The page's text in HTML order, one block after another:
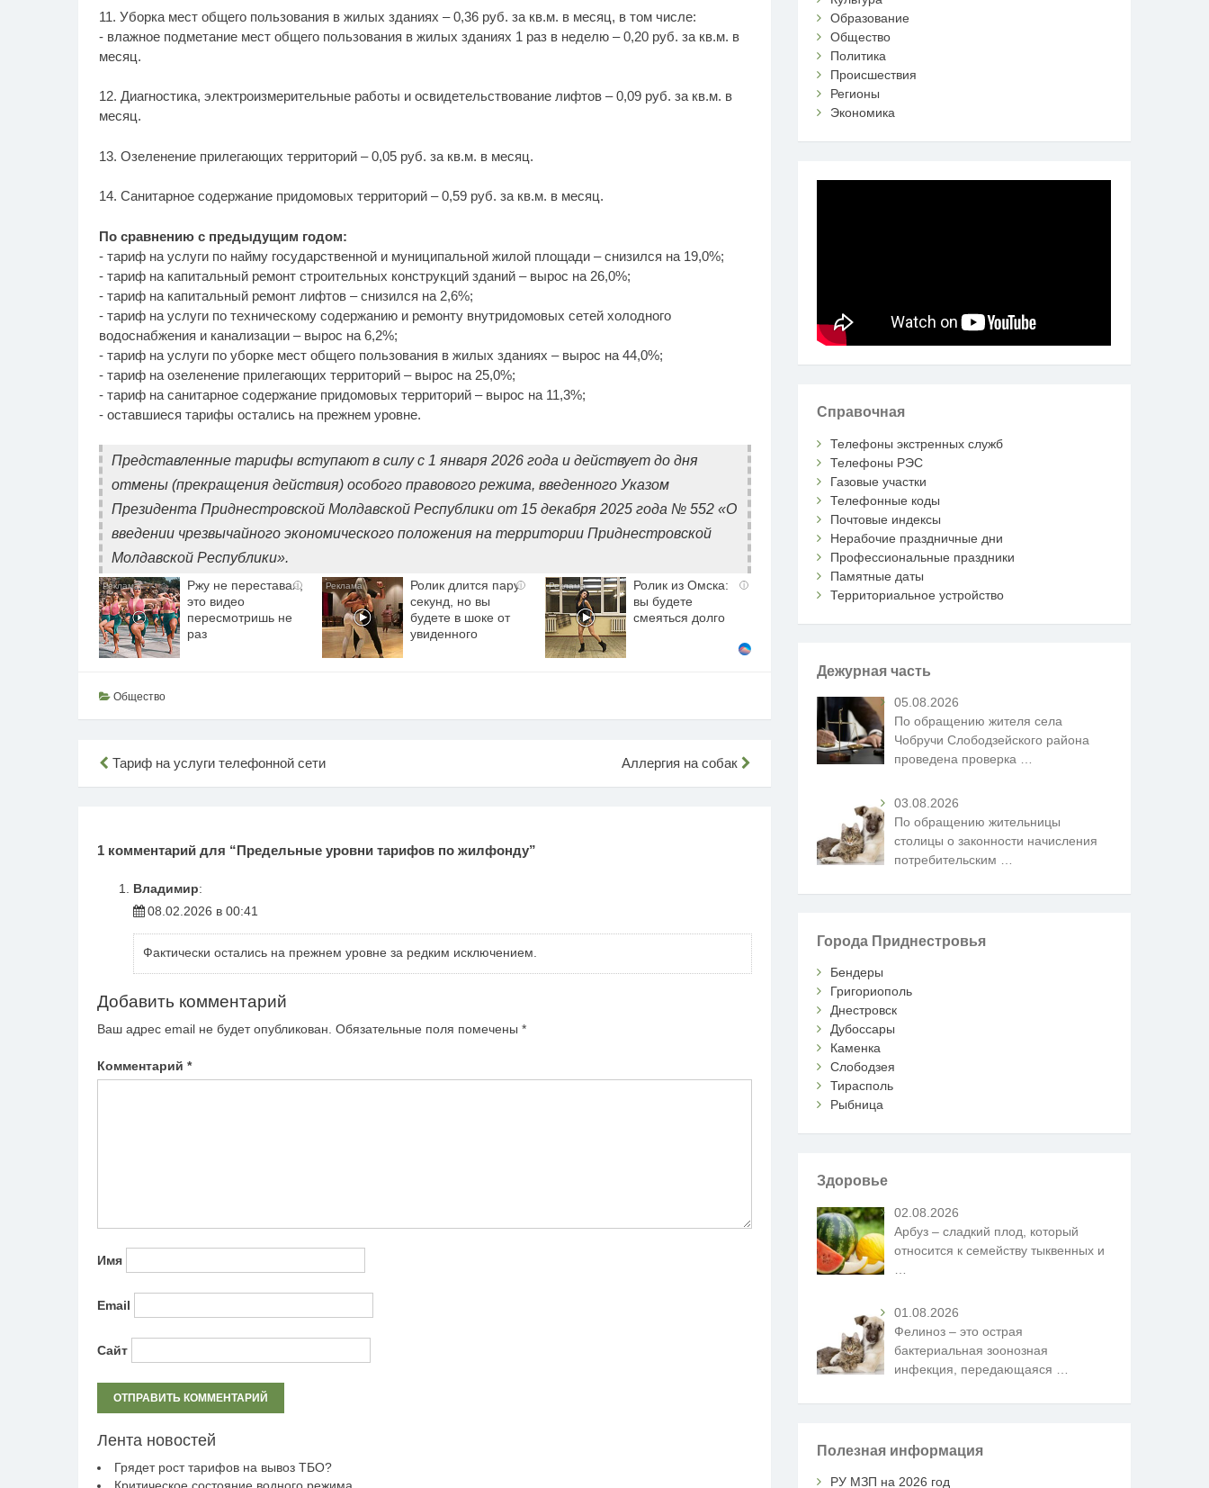
11. Уборка мест общего пользования в жилых зданиях – 0,36 руб. за кв.м. в месяц, в том числе:
- влажное подметание мест общего пользования в жилых зданиях 1 раз в неделю – 0,20 руб. за кв.м. в
месяц.
12. Диагностика, электроизмерительные работы и освидетельствование лифтов – 0,09 руб. за кв.м. в
месяц.
13. Озеленение прилегающих территорий – 0,05 руб. за кв.м. в месяц.
14. Санитарное содержание придомовых территорий – 0,59 руб. за кв.м. в месяц.
По сравнению с предыдущим годом:
- тариф на услуги по найму государственной и муниципальной жилой площади – снизился на 19,0%;
- тариф на капитальный ремонт строительных конструкций зданий – вырос на 26,0%;
- тариф на капитальный ремонт лифтов – снизился на 2,6%;
- тариф на услуги по техническому содержанию и ремонту внутридомовых сетей холодного
водоснабжения и канализации – вырос на 6,2%;
- тариф на услуги по уборке мест общего пользования в жилых зданиях – вырос на 44,0%;
- тариф на озеленение прилегающих территорий – вырос на 25,0%;
- тариф на санитарное содержание придомовых территорий – вырос на 11,3%;
- оставшиеся тарифы остались на прежнем уровне.
Представленные тарифы вступают в силу с 1 января 2026 года и действует до дня
отмены (прекращения действия) особого правового режима, введенного Указом
Президента Приднестровской Молдавской Республики от 15 декабря 2025 года № 552 «О
введении чрезвычайного экономического положения на территории Приднестровской
Молдавской Республики».
i
Ржу не переставая,
это видео
пересмотришь не
раз
i
Ролик длится пару
секунд, но вы
будете в шоке от
увиденного
i
Ролик из Омска:
вы будете
смеяться долго
Общество
Навигация
по
Тариф на услуги телефонной сети Аллергия на собак
1 комментарий для “Предельные уровни тарифов по жилфонду”
Владимир:
08.02.2026 в 00:41
Фактически остались на прежнем уровне за редким исключением.
Добавить комментарий
Ваш адрес email не будет опубликован. Обязательные поля помечены *
Комментарий *
Имя
Email
Сайт
Лента новостей
Грядет рост тарифов на вывоз ТБО?
Критическое состояние водного режима
Образование
Общество
Политика
Происшествия
Регионы
Экономика
Справочная
Телефоны экстренных служб
Телефоны РЭС
Газовые участки
Телефонные коды
Почтовые индексы
Нерабочие праздничные дни
Профессиональные праздники
Памятные даты
Территориальное устройство
Дежурная часть
05.08.2026
По обращению жителя села
Чобручи Слободзейского района
проведена проверка …
03.08.2026
По обращению жительницы
столицы о законности начисления
потребительским
Города Приднестровья
Бендеры
Григориополь
Днестровск
Дубоссары
Каменка
Слободзея
Тирасполь
Рыбница
Здоровье
02.08.2026
Арбуз – сладкий плод, который
относится к семейству тыквенных и
01.08.2026
Фелиноз – это острая
бактериальная зоонозная
инфекция, передающаяся
Полезная информация
РУ МЗП на 2026 год